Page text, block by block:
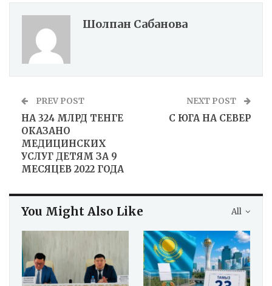
Шолпан Сабанова
PREV POST
НА 324 МЛРД ТЕНГЕ
ОКАЗАНО
МЕДИЦИНСКИХ
УСЛУГ ДЕТЯМ ЗА 9
МЕСЯЦЕВ 2022 ГОДА
NEXT POST
С ЮГА НА СЕВЕР
All
You Might Also Like